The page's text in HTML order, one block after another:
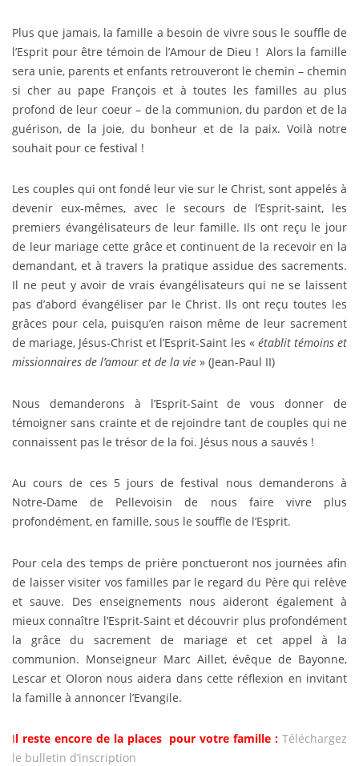
Plus que jamais, la famille a besoin de vivre sous le souffle de
l’Esprit pour être témoin de l’Amour de Dieu ! Alors la famille
sera unie, parents et enfants retrouveront le chemin – chemin
si cher au pape François et à toutes les familles au plus
profond de leur coeur – de la communion, du pardon et de la
guérison, de la joie, du bonheur et de la paix. Voilà notre
souhait pour ce festival !
Les couples qui ont fondé leur vie sur le Christ, sont appelés à
devenir eux-mêmes, avec le secours de l’Esprit-saint, les
premiers évangélisateurs de leur famille. Ils ont reçu le jour
de leur mariage cette grâce et continuent de la recevoir en la
demandant, et à travers la pratique assidue des sacrements.
Il ne peut y avoir de vrais évangélisateurs qui ne se laissent
pas d’abord évangéliser par le Christ. Ils ont reçu toutes les
grâces pour cela, puisqu’en raison même de leur sacrement
de mariage, Jésus-Christ et l’Esprit-Saint les « établit témoins et
missionnaires de l’amour et de la vie » (Jean-Paul II)
Nous demanderons à l’Esprit-Saint de vous donner de
témoigner sans crainte et de rejoindre tant de couples qui ne
connaissent pas le trésor de la foi. Jésus nous a sauvés !
Au cours de ces 5 jours de festival nous demanderons à
Notre-Dame de Pellevoisin de nous faire vivre plus
profondément, en famille, sous le souffle de l’Esprit.
Pour cela des temps de prière ponctueront nos journées afin
de laisser visiter vos familles par le regard du Père qui relève
et sauve. Des enseignements nous aideront également à
mieux connaître l’Esprit-Saint et découvrir plus profondément
la grâce du sacrement de mariage et cet appel à la
communion. Monseigneur Marc Aillet, évêque de Bayonne,
Lescar et Oloron nous aidera dans cette réflexion en invitant
la famille à annoncer l’Evangile.
Il reste encore de la places pour votre famille : Téléchargez
le bulletin d’inscription